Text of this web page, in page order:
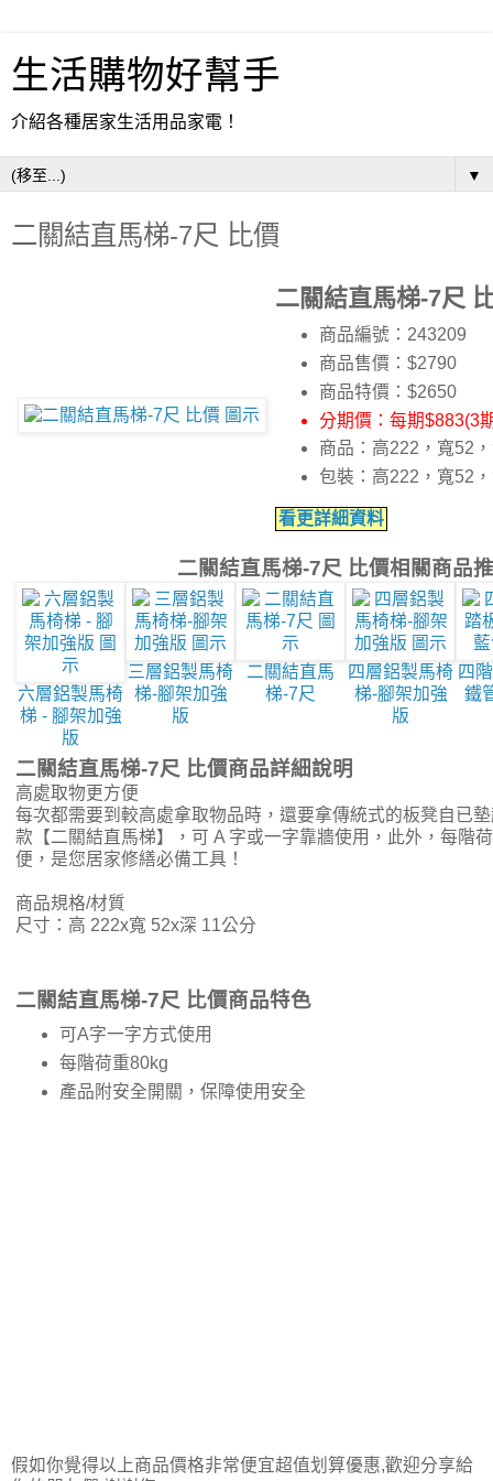
生活購物好幫手
介紹各種居家生活用品家電！
▼
二關結直馬梯-7尺 比價
二關結直馬梯-7尺
商品編號：243209
商品售價：$2790
商品特價： $2650
分期價：每期$883(3
商品：高222，寬52
包裝：高222，寬52
看更詳細資料
二關結直馬梯-7尺 比價相關商品
六層鋁製馬椅
梯 - 腳架加強
版
三層鋁製馬椅
梯-腳架加強
版
二關結直馬
梯-7尺
四層鋁製馬椅
梯-腳架加強
版
四
鐵
二關結直馬梯-7尺 比價商品詳細說明
高處取物更方便
每次都需要到較高處拿取物品時，還要拿傳統式的板凳自已
款【二關結直馬梯】，可 A 字或一字靠牆使用，此外，每階
便，是您居家修繕必備工具！
商品規格/材質
尺寸：高 222x寬 52x深 11公分
二關結直馬梯-7尺 比價商品特色
可A字一字方式使用
每階荷重80kg
產品附安全開關，保障使用安全
假如你覺得以上商品價格非常便宜超值划算優惠,歡迎分享給